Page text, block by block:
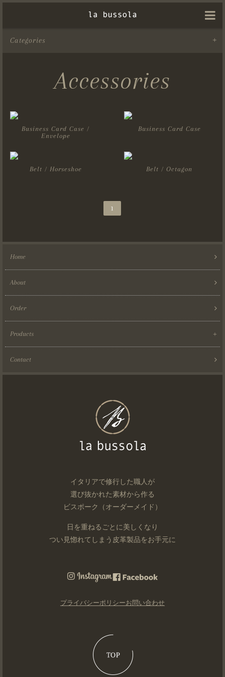
Categories
Accessories
Business Card Case /
Envelope
Business Card Case
Belt / Horseshoe Belt / Octagon
1
Home
About
Order
Products
Contact
イタリアで修行した職人が
選び抜かれた素材から作る
ビスポーク（オーダーメイド）
日を重ねるごとに美しくなり
つい見惚れてしまう皮革製品をお手元に
プライバシーポリシーお問い合わせ